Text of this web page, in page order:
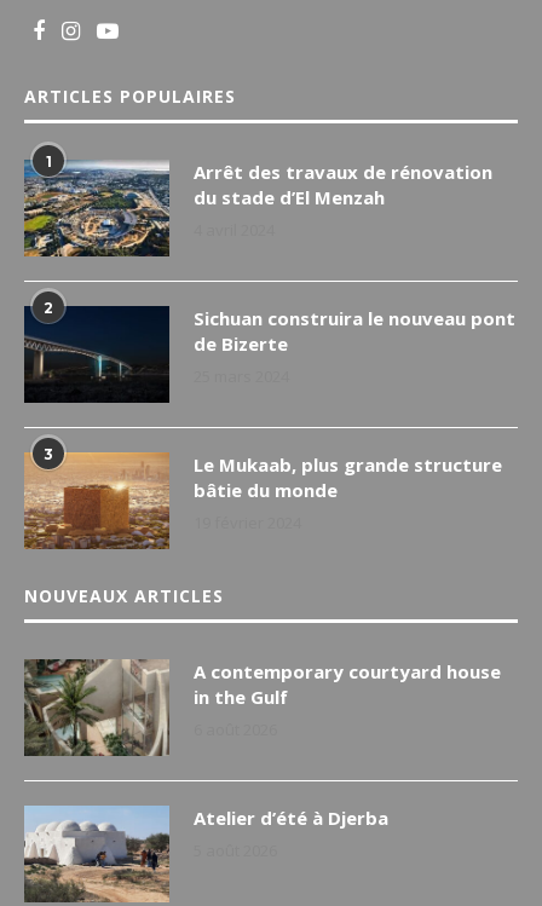
ARTICLES POPULAIRES
1
Arrêt des travaux de rénovation
du stade d’El Menzah
2
Sichuan construira le nouveau pont
de Bizerte
3
Le Mukaab, plus grande structure
bâtie du monde
NOUVEAUX ARTICLES
A contemporary courtyard house
in the Gulf
Atelier d’été à Djerba